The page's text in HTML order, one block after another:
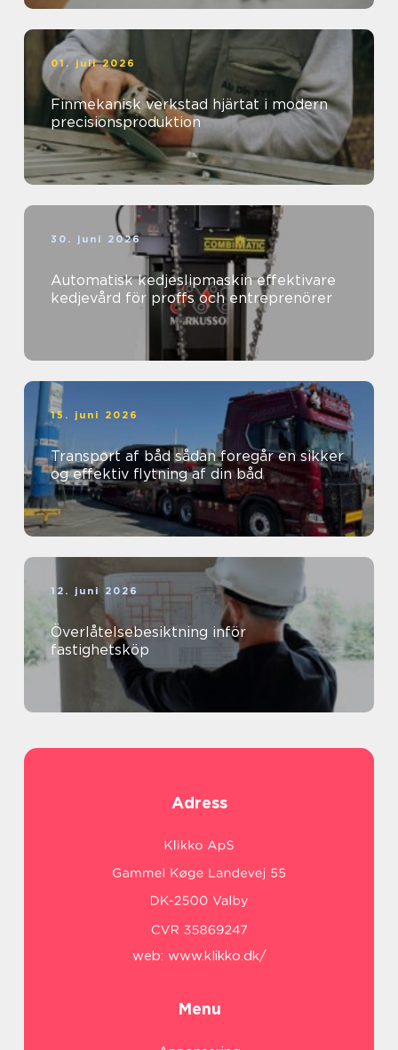
01. juli 2026
Finmekanisk verkstad hjärtat i modern
precisionsproduktion
30. juni 2026
Automatisk kedjeslipmaskin effektivare
kedjevård för proffs och entreprenörer
15. juni 2026
Transport af båd sådan foregår en sikker
og effektiv flytning af din båd
12. juni 2026
Överlåtelsebesiktning inför
fastighetsköp
Adress
web: www.klikko.dk/
Menu